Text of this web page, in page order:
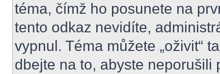
téma, čímž ho posunete na
tento odkaz nevidíte,
vypnul. Téma můžete „oživit“
dbejte na to, abyste neporušili